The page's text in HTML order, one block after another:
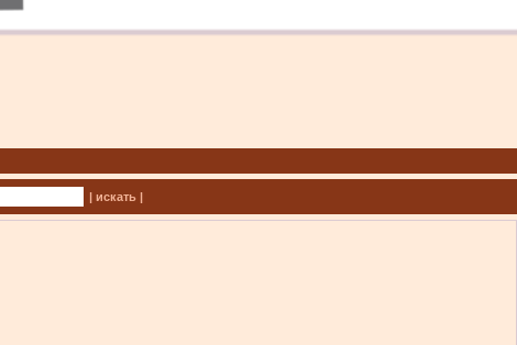
| искать |